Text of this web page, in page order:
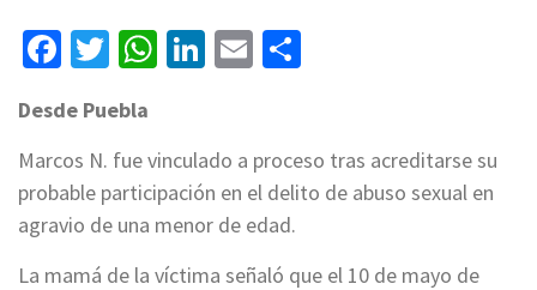
Facebook
Twitter
WhatsApp
LinkedIn
Email
Desde Puebla
Marcos N. fue vinculado a proceso tras acreditarse su
probable participación en el delito de abuso sexual en
agravio de una menor de edad.
La mamá de la víctima señaló que el 10 de mayo de